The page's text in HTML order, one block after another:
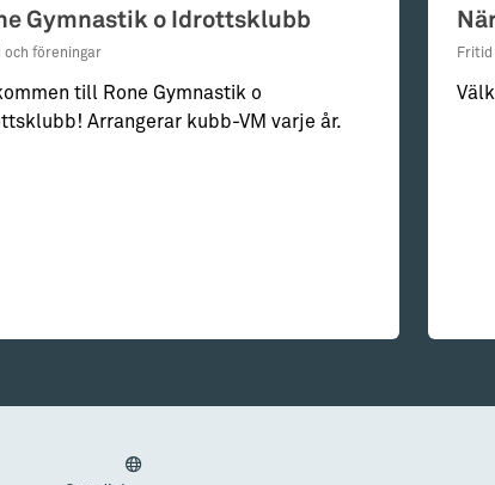
Gymnastik o Idrottsklubb
och föreningar
till Rone Gymnastik o
Arrangerar kubb-VM varje år.